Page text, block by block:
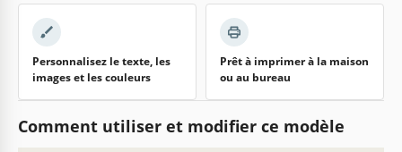
Personnalisez le texte, les
images et les couleurs
Prêt à imprimer à la maison
ou au bureau
Comment utiliser et modifier ce modèle